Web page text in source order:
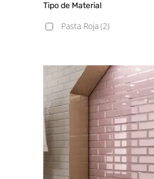
Tipo de Material
Pasta Roja(2)